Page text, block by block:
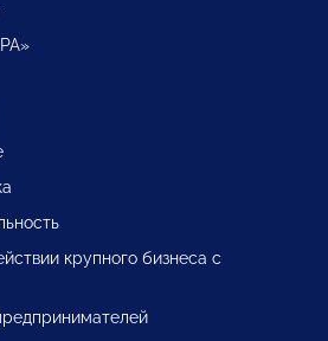
крупного бизнеса с